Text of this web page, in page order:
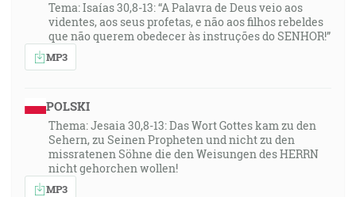
Tema: Isaías 30,8-13: “A Palavra de Deus veio aos
videntes, aos seus profetas, e não aos filhos rebeldes
que não querem obedecer às instruções do SENHOR!”
MP3
POLSKI
Thema: Jesaia 30,8-13: Das Wort Gottes kam zu den
Sehern, zu Seinen Propheten und nicht zu den
missratenen Söhne die den Weisungen des HERRN
nicht gehorchen wollen!
MP3